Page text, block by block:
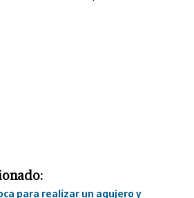
para realizar un agujero y